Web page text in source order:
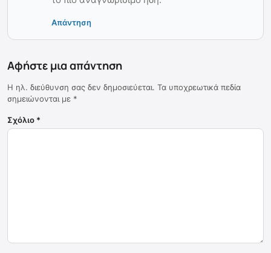
Απάντηση
Αφήστε μια απάντηση
Η ηλ. διεύθυνση σας δεν δημοσιεύεται. Τα υποχρεωτικά πεδία
σημειώνονται με *
Σχόλιο *